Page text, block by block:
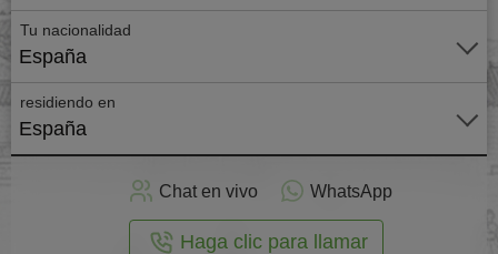
Tu nacionalidad
España
residiendo en
España
Chat en vivo WhatsApp
Haga clic para llamar